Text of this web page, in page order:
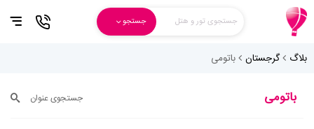
جستجوی تور و هتل جستجو
بلاگ گرجستان باتومی
باتومی جستجوی عنوان